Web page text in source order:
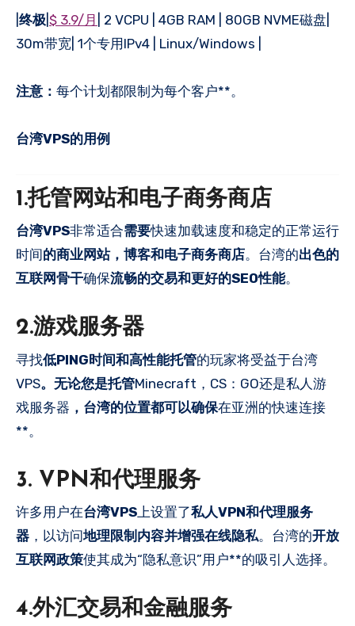
终极 $ 3.9/月
| 2 VCPU | 4GB RAM | 80GB NVME磁盘|
30m带宽| 1个专用IPv4 | Linux/Windows |
注意： 每个计划都限制为每个客户**。
台湾VPS的用例
1.托管网站和电子商务商店
台湾VPS非常适合需要快速加载速度和稳定的正常运行
时间的商业网站，博客和电子商务商店。台湾的出色的
互联网骨干确保流畅的交易和更好的SEO性能。
2.游戏服务器
寻找低PING时间和高性能托管的玩家将受益于台湾
VPS。无论您是托管Minecraft，CS：GO还是私人游
戏服务器 ，台湾的位置都可以确保在亚洲的快速连接
**。
3. VPN和代理服务
许多用户在台湾VPS上设置了私人VPN和代理服务
器 ，以访问地理限制内容并增强在线隐私。台湾的开放
互联网政策使其成为“隐私意识”用户**的吸引人选择。
4.外汇交易和金融服务